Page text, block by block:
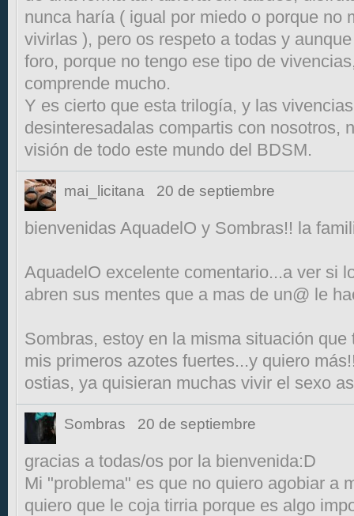
nunca haría ( igual por miedo o porque no
vivirlas ), pero os respeto a todas y
foro, porque no tengo ese tipo de
comprende mucho.
Y es cierto que esta trilogía, y las
desinteresadalas compartis con nosotros,
visión de todo este mundo del BDSM.
mai_licitana 20 de septiembre
bienvenidas AquadelO y Sombras!! la
AquadelO excelente comentario...a ver si
abren sus mentes que a mas de un@ le
Sombras, estoy en la misma situación
mis primeros azotes fuertes...y quiero
ostias, ya quisieran muchas vivir el sexo
Sombras 20 de septiembre
gracias a todas/os por la bienvenida:D
Mi "problema" es que no quiero agobiar a
quiero que le coja tirria porque es algo